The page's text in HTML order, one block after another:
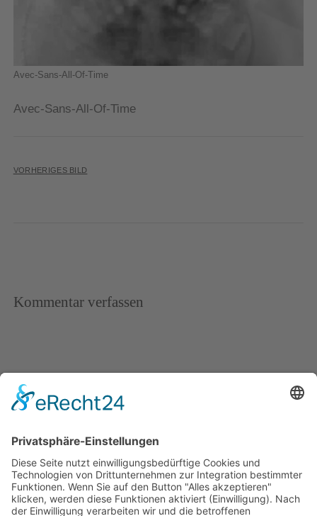
Avec-Sans-All-Of-Time
Avec-Sans-All-Of-Time
VORHERIGES BILD
Kommentar verfassen